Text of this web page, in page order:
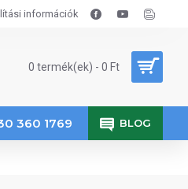
információk
0 termék(ek) - 0 Ft
360 1769 BLOG